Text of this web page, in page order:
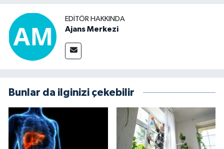
EDITÖR HAKKINDA
Ajans Merkezi
Bunlar da ilginizi çekebilir